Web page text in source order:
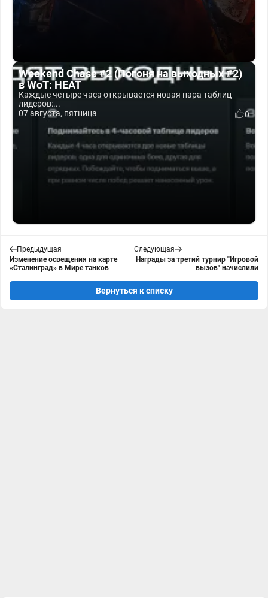
Weekend Chase #2 (Погоня на выходных #2)
в WoT: HEAT
Каждые четыре часа открывается новая пара таблиц
лидеров:...
07 августа, пятница
0
Предыдущая
Изменение освещения на карте
«Сталинград» в Мире танков
Следующая
Награды за третий турнир "Игровой
вызов" начислили
Вернуться к списку